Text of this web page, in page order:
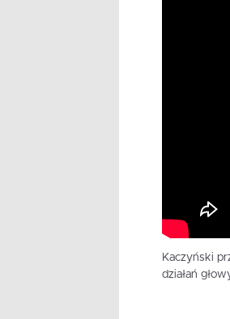
Kaczyński
działań